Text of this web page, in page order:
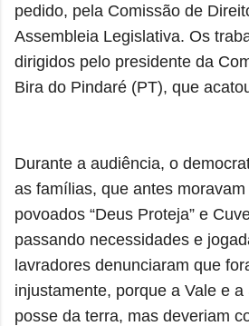
pedido, pela Comissão de
Assembleia Legislativa. Os
dirigidos pelo presidente da
Bira do Pindaré (PT), que
Durante a audiência, o
as famílias, que antes
povoados “Deus Proteja” e
passando necessidades e
lavradores denunciaram que
injustamente, porque a Vale e
posse da terra, mas deveriam